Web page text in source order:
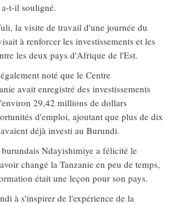
t-il souligné.
la visite de travail d'une journée du
à renforcer les investissements et les
les deux pays d'Afrique de l'Est.
noté que le Centre
avait enregistré des investissements
29,42 millions de dollars
d'emploi, ajoutant que plus de dix
déjà investi au Burundi.
Ndayishimiye a félicité le
changé la Tanzanie en peu de temps,
était une leçon pour son pays.
à s'inspirer de l'expérience de la